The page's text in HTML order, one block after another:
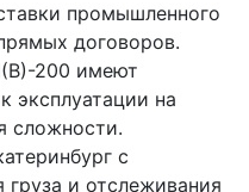
промышленного
договоров.
200 имеют
эксплуатации на
сложности.
с
и отслеживания